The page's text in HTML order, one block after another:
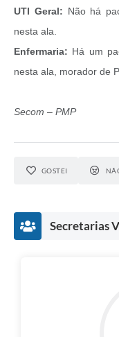
UTI Geral: Não há
nesta ala.
Enfermaria: Há um
nesta ala, morador de
Secom – PMP
GOSTEI
Secretarias